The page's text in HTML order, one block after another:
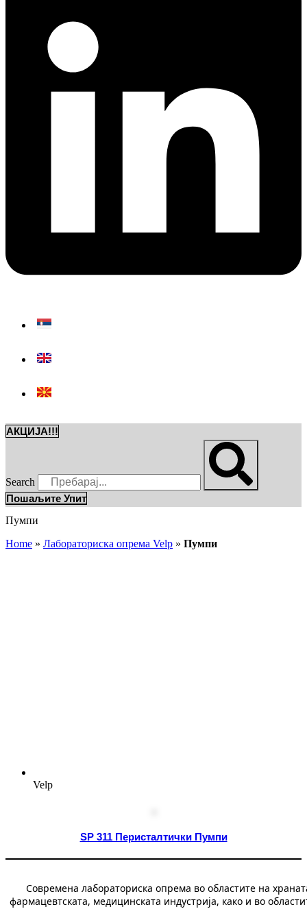
АКЦИЈА!!!
Search
Пошаљите Упит
Пумпи
Home » Лабораториска опрема Velp » Пумпи
Velp
SP 311 Перисталтички Пумпи
Современа лабораториска опрема во областите на
фармацевтската, медицинската индустрија, како и во